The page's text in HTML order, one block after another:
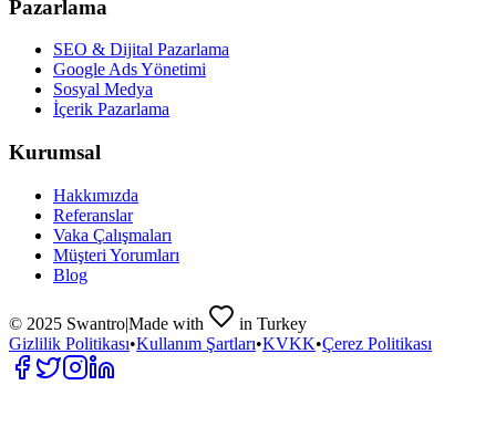
Pazarlama
SEO & Dijital Pazarlama
Google Ads Yönetimi
Sosyal Medya
İçerik Pazarlama
Kurumsal
Hakkımızda
Referanslar
Vaka Çalışmaları
Müşteri Yorumları
Blog
© 2025 Swantro|Made with
in Turkey
Gizlilik Politikası•Kullanım Şartları•KVKK•Çerez Politikası